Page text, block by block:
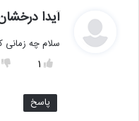
آیدا
سلام چه زمانی
1
پاسخ